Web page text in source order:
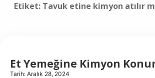
Etiket: Tavuk etine kimyon atılır
Et Yemeğine Kimyon
Tarih: Aralık 28, 2024